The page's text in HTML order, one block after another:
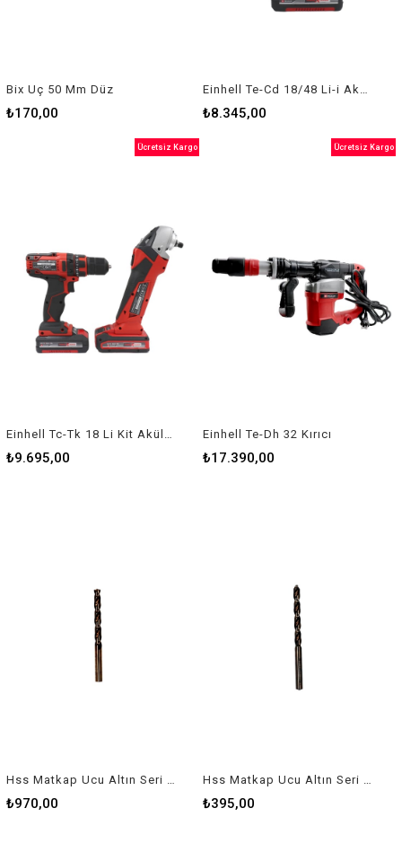
Bix Uç 50 Mm Düz
₺170,00 ₺8.345,00
Einhell Tc-Tk 18 Li Kit Akülü Alet Seti
₺9.695,00
Ücretsiz Kargo
Einhell Te-Dh 32 Kırıcı
₺17.390,00
Ücretsiz Kargo
₺970,00 ₺395,00